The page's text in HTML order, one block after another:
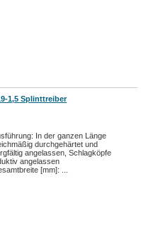
1,5 Splinttreiber
In der ganzen Länge
durchgehärtet und
angelassen, Schlagköpfe
angelassen
[mm]: ...